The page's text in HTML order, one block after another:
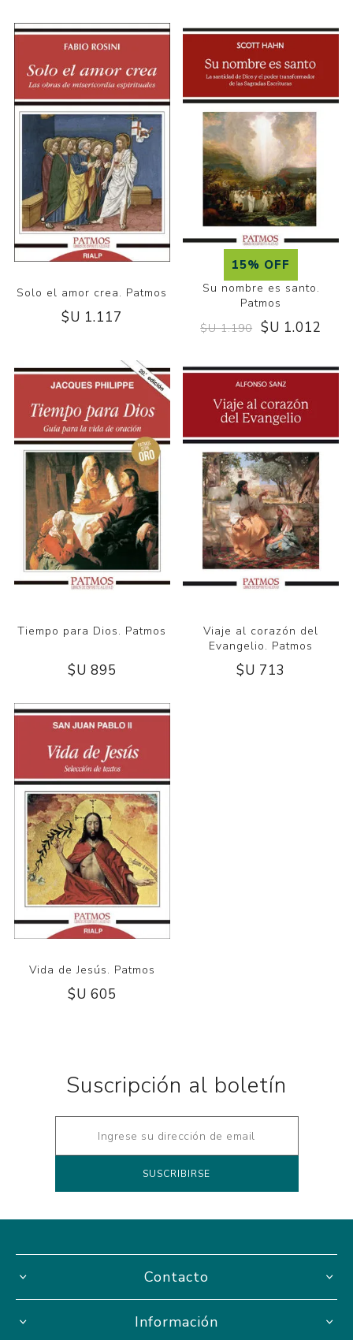
Solo el amor crea. Patmos
$U 1.117
15% OFF
Su nombre es santo.
Patmos
$U 1.190 $U 1.012
Tiempo para Dios. Patmos
$U 895
Viaje al corazón del
Evangelio. Patmos
$U 713
Vida de Jesús. Patmos
$U 605
Suscripción al boletín
Contacto
Información